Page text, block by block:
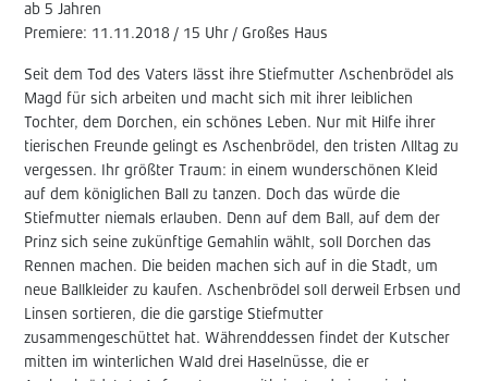
ab 5 Jahren
Premiere: 11.11.2018 / 15 Uhr / Großes Haus
Seit dem Tod des Vaters lässt ihre Stiefmutter Aschenbrödel als
Magd für sich arbeiten und macht sich mit ihrer leiblichen
Tochter, dem Dorchen, ein schönes Leben. Nur mit Hilfe ihrer
tierischen Freunde gelingt es Aschenbrödel, den tristen Alltag zu
vergessen. Ihr größter Traum: in einem wunderschönen Kleid
auf dem königlichen Ball zu tanzen. Doch das würde die
Stiefmutter niemals erlauben. Denn auf dem Ball, auf dem der
Prinz sich seine zukünftige Gemahlin wählt, soll Dorchen das
Rennen machen. Die beiden machen sich auf in die Stadt, um
neue Ballkleider zu kaufen. Aschenbrödel soll derweil Erbsen und
Linsen sortieren, die die garstige Stiefmutter
zusammengeschüttet hat. Währenddessen findet der Kutscher
mitten im winterlichen Wald drei Haselnüsse, die er